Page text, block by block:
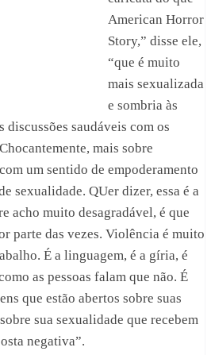
American Horror
Story,” disse ele,
“que é muito
mais sexualizada
e sombria às
discussões saudáveis com os
mais sobre
um sentido de empoderamento
sexualidade. QUer dizer, essa é a
acho muito desagradável, é que
parte das vezes. Violência é muito
É a linguagem, é a gíria, é
as pessoas falam que não. É
que estão abertos sobre suas
sua sexualidade que recebem
negativa”.